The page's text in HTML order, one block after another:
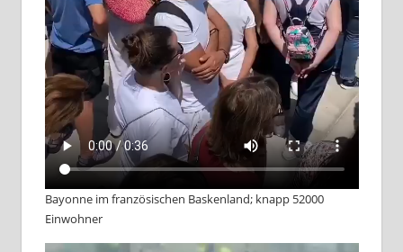
Bayonne im französischen Baskenland; knapp 52000
Einwohner